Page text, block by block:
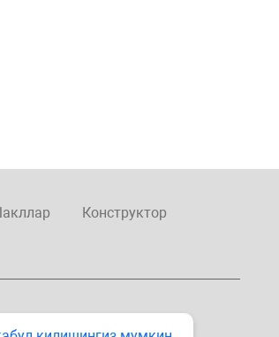
Конструктор